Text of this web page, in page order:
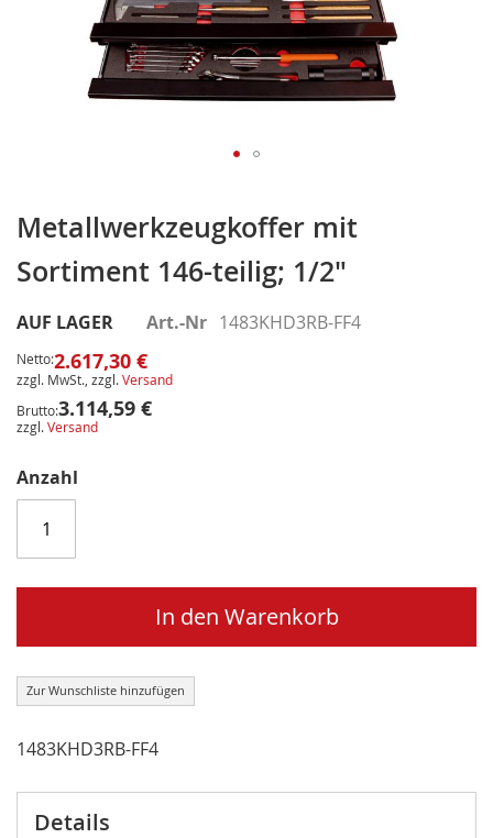
Metallwerkzeugkoffer mit
Sortiment 146-teilig; 1/2"
AUF LAGER Art.-Nr 1483KHD3RB-FF4
Netto:2.617,30 €
zzgl. MwSt., zzgl.Versand
Brutto:3.114,59 €
zzgl.Versand
Anzahl
In den Warenkorb
Zur Wunschliste hinzufügen
1483KHD3RB-FF4
Anfang
der
Bildergalerie
Details